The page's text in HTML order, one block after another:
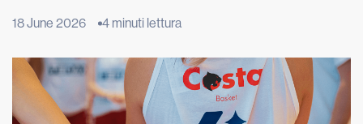
l’ambiente che ci circonda. A confermarlo i dati più recenti della
the Global Climate 2025” ha indicato gli ultimi undici […]
18 June 2026 4 minuti lettura